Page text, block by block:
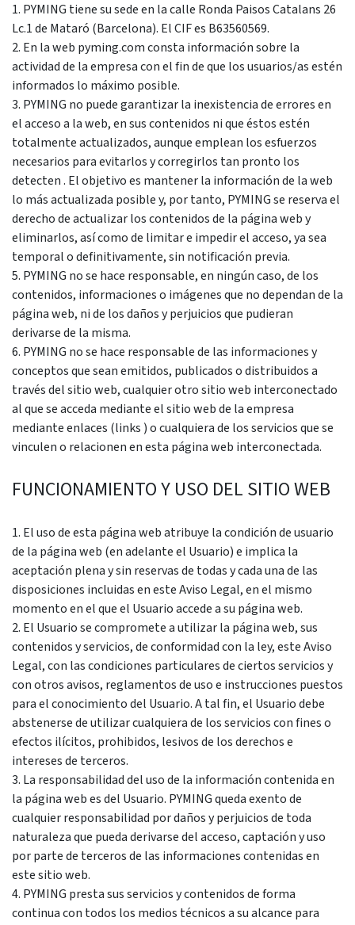
1. PYMING tiene su sede en la calle Ronda Paisos Catalans 26
Lc.1 de Mataró (Barcelona). El CIF es B63560569.
2. En la web pyming.com consta información sobre la
actividad de la empresa con el fin de que los usuarios/as estén
informados lo máximo posible.
3. PYMING no puede garantizar la inexistencia de errores en
el acceso a la web, en sus contenidos ni que éstos estén
totalmente actualizados, aunque emplean los esfuerzos
necesarios para evitarlos y corregirlos tan pronto los
detecten . El objetivo es mantener la información de la web
lo más actualizada posible y, por tanto, PYMING se reserva el
derecho de actualizar los contenidos de la página web y
eliminarlos, así como de limitar e impedir el acceso, ya sea
temporal o definitivamente, sin notificación previa.
5. PYMING no se hace responsable, en ningún caso, de los
contenidos, informaciones o imágenes que no dependan de la
página web, ni de los daños y perjuicios que pudieran
derivarse de la misma.
6. PYMING no se hace responsable de las informaciones y
conceptos que sean emitidos, publicados o distribuidos a
través del sitio web, cualquier otro sitio web interconectado
al que se acceda mediante el sitio web de la empresa
mediante enlaces (links ) o cualquiera de los servicios que se
vinculen o relacionen en esta página web interconectada.
FUNCIONAMIENTO Y USO DEL SITIO WEB
1. El uso de esta página web atribuye la condición de usuario
de la página web (en adelante el Usuario) e implica la
aceptación plena y sin reservas de todas y cada una de las
disposiciones incluidas en este Aviso Legal, en el mismo
momento en el que el Usuario accede a su página web.
2. El Usuario se compromete a utilizar la página web, sus
contenidos y servicios, de conformidad con la ley, este Aviso
Legal, con las condiciones particulares de ciertos servicios y
con otros avisos, reglamentos de uso e instrucciones puestos
para el conocimiento del Usuario. A tal fin, el Usuario debe
abstenerse de utilizar cualquiera de los servicios con fines o
efectos ilícitos, prohibidos, lesivos de los derechos e
intereses de terceros.
3. La responsabilidad del uso de la información contenida en
la página web es del Usuario. PYMING queda exento de
cualquier responsabilidad por daños y perjuicios de toda
naturaleza que pueda derivarse del acceso, captación y uso
por parte de terceros de las informaciones contenidas en
este sitio web.
4. PYMING presta sus servicios y contenidos de forma
continua con todos los medios técnicos a su alcance para